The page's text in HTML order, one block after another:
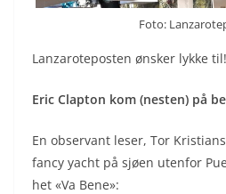
Foto:
Lanzaroteposten ønsker lykke til!
Eric Clapton kom (nesten) på
En observant leser, Tor
fancy yacht på sjøen utenfor
het «Va Bene»: